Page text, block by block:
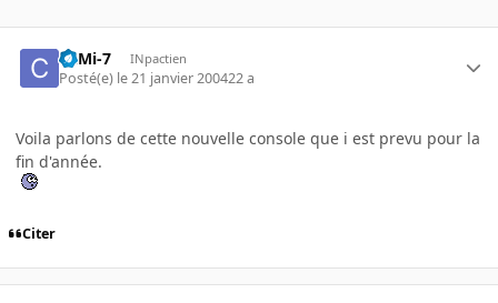
CaMi-7 INpactien
Posté(e) le 21 janvier 200422 a
Voila parlons de cette nouvelle console que i est prevu pour la
fin d'année.
Citer